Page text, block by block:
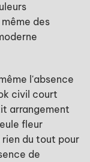
des
l'absence
civil court
arrangement
fleur
du tout pour
de